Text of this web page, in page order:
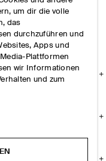
um dir die volle
das
durchzuführen und
Apps und
Plattformen
wir Informationen
und zum